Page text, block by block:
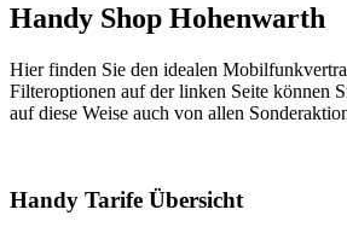
Handy Shop Hohenwarth
Hier finden Sie den idealen
Filteroptionen auf der linken Seite können
auf diese Weise auch von allen
Handy Tarife Übersicht